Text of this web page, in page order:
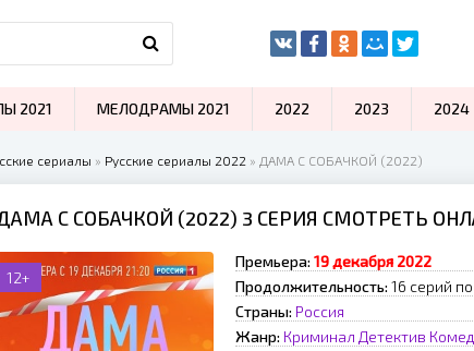
сериалы » Русские сериалы 2022 » ДАМА С СОБАЧКОЙ (2022)
С СОБАЧКОЙ (2022) 3 СЕРИЯ СМОТРЕТЬ
12+
Премьера: 19 декабря 2022
Продолжительность: 16 серий
Страны: Россия
Жанр: Криминал Детектив
2021 МЕЛОДРАМЫ 2021 2022 2023 2024